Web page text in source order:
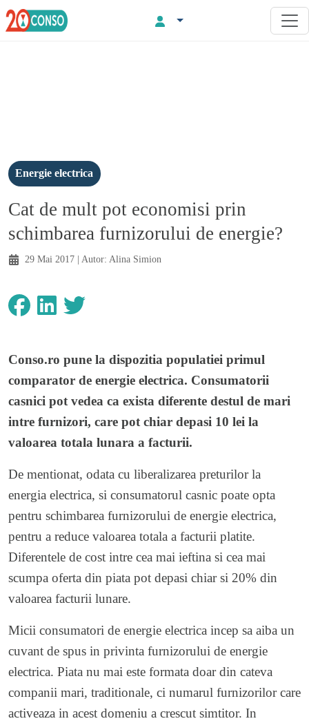
Energie electrica
Cat de mult pot economisi prin
schimbarea furnizorului de energie?
29 Mai 2017 | Autor: Alina Simion
Conso.ro pune la dispozitia populatiei primul
comparator de energie electrica. Consumatorii
casnici pot vedea ca exista diferente destul de mari
intre furnizori, care pot chiar depasi 10 lei la
valoarea totala lunara a facturii.
De mentionat, odata cu liberalizarea preturilor la
energia electrica, si consumatorul casnic poate opta
pentru schimbarea furnizorului de energie electrica,
pentru a reduce valoarea totala a facturii platite.
Diferentele de cost intre cea mai ieftina si cea mai
scumpa oferta din piata pot depasi chiar si 20% din
valoarea facturii lunare.
Micii consumatori de energie electrica incep sa aiba un
cuvant de spus in privinta furnizorului de energie
electrica. Piata nu mai este formata doar din cateva
companii mari, traditionale, ci numarul furnizorilor care
activeaza in acest domeniu a crescut simtitor. In